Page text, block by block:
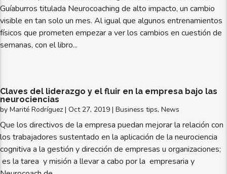
Guíaburros titulada Neurocoaching de alto impacto, un cambio
visible en tan solo un mes. Al igual que algunos entrenamientos
físicos que prometen empezar a ver los cambios en cuestión de
semanas, con el libro...
Claves del liderazgo y el fluir en la empresa bajo las
neurociencias
by Marité Rodríguez | Oct 27, 2019 | Business tips, News
Que los directivos de la empresa puedan mejorar la relación con
los trabajadores sustentado en la aplicación de la neurociencia
cognitiva a la gestión y dirección de empresas u organizaciones;
es la tarea y misión a llevar a cabo por la empresaria y